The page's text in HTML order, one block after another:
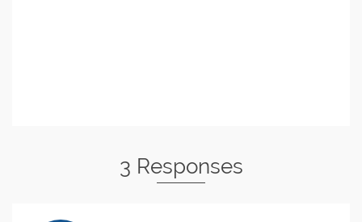
3 Responses